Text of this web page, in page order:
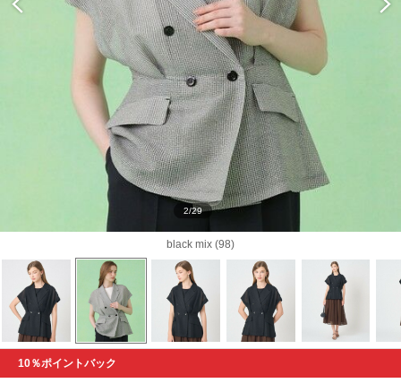
black mix (98)
2/29
10％ポイントバック